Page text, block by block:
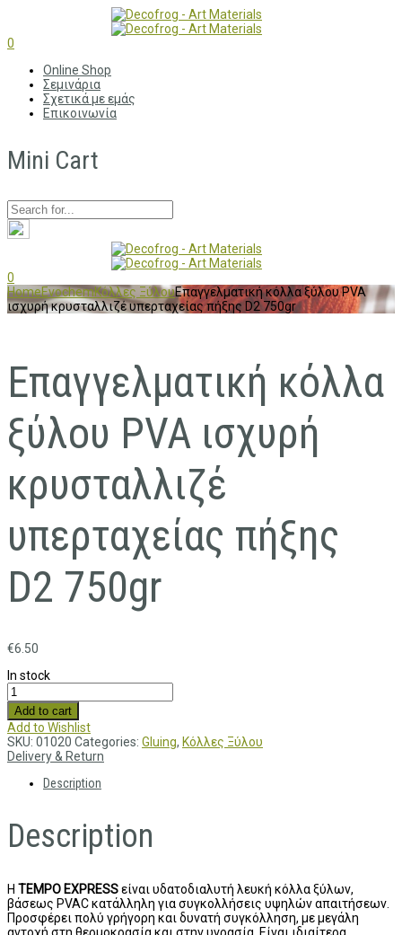
0
Online Shop
Σεμινάρια
Σχετικά με εμάς
Επικοινωνία
Mini Cart
0
HomeEvochemΚόλλες ΞύλουΕπαγγελματική κόλλα ξύλου PVA
ισχυρή κρυσταλλιζέ υπερταχείας πήξης D2 750gr
Επαγγελματική κόλλα
ξύλου PVA ισχυρή
κρυσταλλιζέ
υπερταχείας πήξης
D2 750gr
€6.50
In stock
Add to cart
Add to Wishlist
SKU: 01020 Categories: Gluing, Κόλλες Ξύλου
Delivery & Return
Description
Description
H TEMPO EXPRESSείναι υδατοδιαλυτή λευκή κόλλα ξύλων,
βάσεως PVAC κατάλληλη για συγκολλήσεις υψηλών απαιτήσεων.
Προσφέρει πολύ γρήγορη και δυνατή συγκόλληση, με μεγάλη